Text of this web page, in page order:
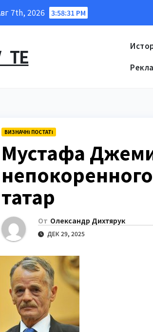
7th, 2026 3:58:32 PM
ВИЗНАЧНІ ПОСТАТІ
Мустафа
татар
От Олександр Дихтярук
ДЕК 29, 2025